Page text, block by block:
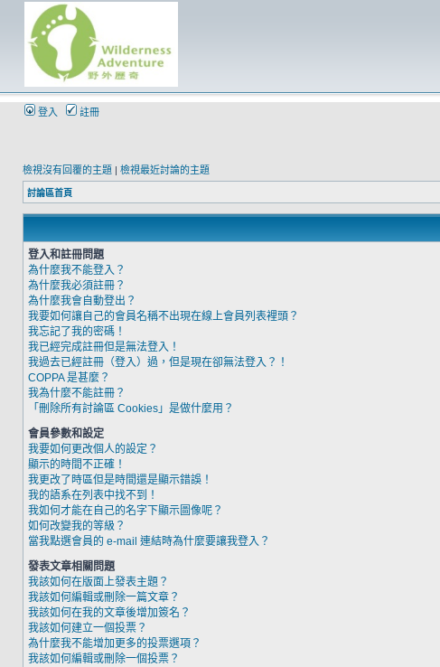
登入 註冊
檢視沒有回覆的主題 | 檢視最近討論的主題
討論區首頁
登入和註冊問題
為什麼我不能登入？
為什麼我必須註冊？
為什麼我會自動登出？
我要如何讓自己的會員名稱不出現在線上會員列表裡頭？
我忘記了我的密碼！
我已經完成註冊但是無法登入！
我過去已經註冊（登入）過，但是現在卻無法登入？！
COPPA 是甚麼？
我為什麼不能註冊？
「刪除所有討論區 Cookies」是做什麼用？
會員參數和設定
我要如何更改個人的設定？
顯示的時間不正確！
我更改了時區但是時間還是顯示錯誤！
我的語系在列表中找不到！
我如何才能在自己的名字下顯示圖像呢？
如何改變我的等級？
當我點選會員的 e-mail 連結時為什麼要讓我登入？
發表文章相關問題
我該如何在版面上發表主題？
我該如何編輯或刪除一篇文章？
我該如何在我的文章後增加簽名？
我該如何建立一個投票？
為什麼我不能增加更多的投票選項？
我該如何編輯或刪除一個投票？